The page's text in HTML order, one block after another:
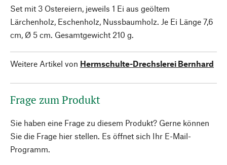
Set mit 3 Ostereiern, jeweils 1 Ei aus geöltem
Lärchenholz, Eschenholz, Nussbaumholz. Je Ei Länge 7,6
cm, Ø 5 cm. Gesamtgewicht 210 g.
Weitere Artikel von Hermschulte-Drechslerei Bernhard
Frage zum Produkt
Sie haben eine Frage zu diesem Produkt? Gerne können
Sie die Frage hier stellen. Es öffnet sich Ihr E-Mail-
Programm.